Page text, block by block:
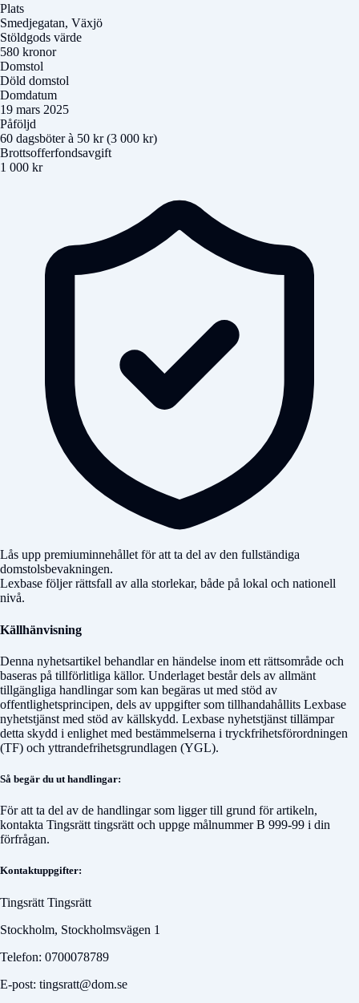
Plats
Smedjegatan, Växjö
Stöldgods värde
580 kronor
Domstol
Döld domstol
Domdatum
19 mars 2025
Påföljd
60 dagsböter à 50 kr (3 000 kr)
Brottsofferfondsavgift
1 000 kr
Lås upp premiuminnehållet för att ta del av den fullständiga
domstolsbevakningen.
Lexbase följer rättsfall av alla storlekar, både på lokal och nationell
nivå.
Källhänvisning
Denna nyhetsartikel behandlar en händelse inom ett rättsområde och
baseras på tillförlitliga källor. Underlaget består dels av allmänt
tillgängliga handlingar som kan begäras ut med stöd av
offentlighetsprincipen, dels av uppgifter som tillhandahållits Lexbase
nyhetstjänst med stöd av källskydd. Lexbase nyhetstjänst tillämpar
detta skydd i enlighet med bestämmelserna i tryckfrihetsförordningen
(TF) och yttrandefrihetsgrundlagen (YGL).
Så begär du ut handlingar:
För att ta del av de handlingar som ligger till grund för artikeln,
kontakta Tingsrätt tingsrätt och uppge målnummerB 999-99 i din
förfrågan.
Kontaktuppgifter:
Tingsrätt Tingsrätt
Stockholm, Stockholmsvägen 1
Telefon: 0700078789
E-post: tingsratt@dom.se